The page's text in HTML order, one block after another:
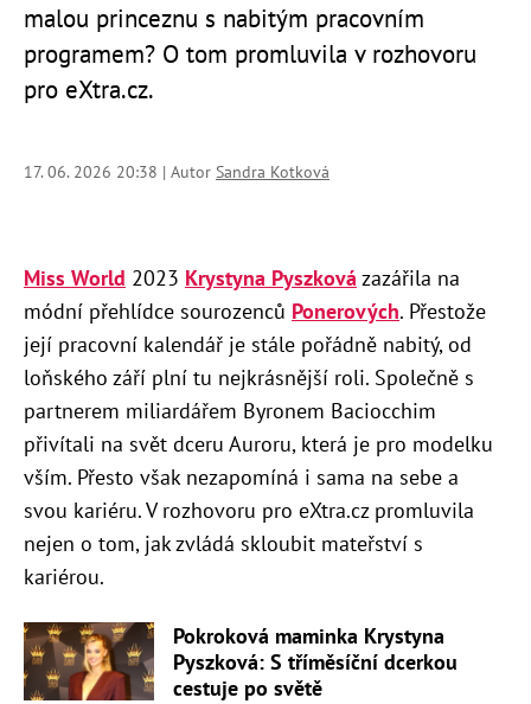
malou princeznu s nabitým pracovním
programem? O tom promluvila v rozhovoru
pro eXtra.cz.
17. 06. 2026 20:38 | Autor Sandra Kotková
Miss World 2023 Krystyna Pyszková zazářila na
módní přehlídce sourozenců Ponerových. Přestože
její pracovní kalendář je stále pořádně nabitý, od
loňského září plní tu nejkrásnější roli. Společně s
partnerem miliardářem Byronem Baciocchim
přivítali na svět dceru Auroru, která je pro modelku
vším. Přesto však nezapomíná i sama na sebe a
svou kariéru. V rozhovoru pro eXtra.cz promluvila
nejen o tom, jak zvládá skloubit mateřství s
kariérou.
Pokroková maminka Krystyna
Pyszková: S tříměsíční dcerkou
cestuje po světě